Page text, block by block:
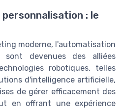
: le
moderne, l'automatisation
sont devenues des alliées
robotiques, telles
d'intelligence artificielle,
de gérer efficacement des
en offrant une expérience